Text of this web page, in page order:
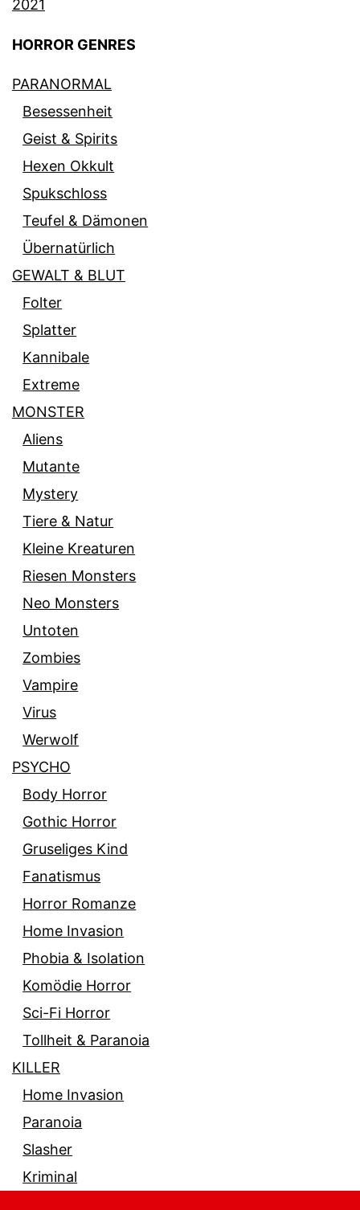
2021
HORROR GENRES
PARANORMAL
Besessenheit
Geist & Spirits
Hexen Okkult
Spukschloss
Teufel & Dämonen
Übernatürlich
GEWALT & BLUT
Folter
Splatter
Kannibale
Extreme
MONSTER
Aliens
Mutante
Mystery
Tiere & Natur
Kleine Kreaturen
Riesen Monsters
Neo Monsters
Untoten
Zombies
Vampire
Virus
Werwolf
PSYCHO
Body Horror
Gothic Horror
Gruseliges Kind
Fanatismus
Horror Romanze
Home Invasion
Phobia & Isolation
Komödie Horror
Sci-Fi Horror
Tollheit & Paranoia
KILLER
Home Invasion
Paranoia
Slasher
Kriminal